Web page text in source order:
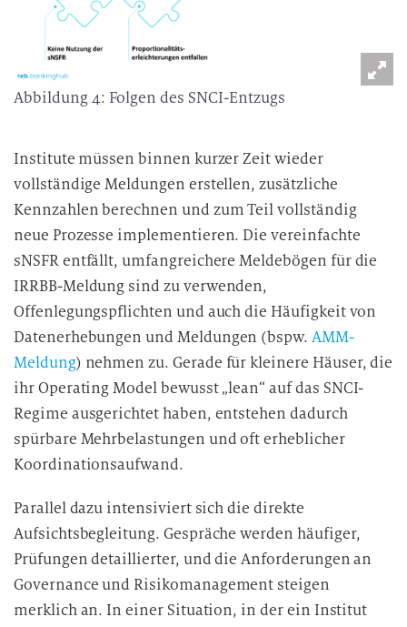
Abbildung 4: Folgen des SNCI-Entzugs
Institute müssen binnen kurzer Zeit wieder
vollständige Meldungen erstellen, zusätzliche
Kennzahlen berechnen und zum Teil vollständig
neue Prozesse implementieren. Die vereinfachte
sNSFR entfällt, umfangreichere Meldebögen für die
IRRBB-Meldung sind zu verwenden,
Offenlegungspflichten und auch die Häufigkeit von
Datenerhebungen und Meldungen (bspw.AMM-
Meldung) nehmen zu. Gerade für kleinere Häuser, die
ihr Operating Model bewusst „lean“ auf das SNCI-
Regime ausgerichtet haben, entstehen dadurch
spürbare Mehrbelastungen und oft erheblicher
Koordinationsaufwand.
Parallel dazu intensiviert sich die direkte
Aufsichtsbegleitung. Gespräche werden häufiger,
Prüfungen detaillierter, und die Anforderungen an
Governance und Risikomanagement steigen
merklich an. In einer Situation, in der ein Institut